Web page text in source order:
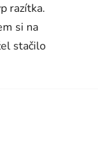
razítka.
si na
stačilo